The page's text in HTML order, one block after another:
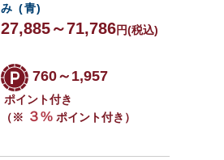
み (青)
27,885～71,786円(税込)
760～1,957
ポイント付き
（※ ３% ポイント付き）